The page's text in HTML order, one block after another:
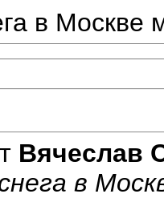
в Москве
Вячеслав
в